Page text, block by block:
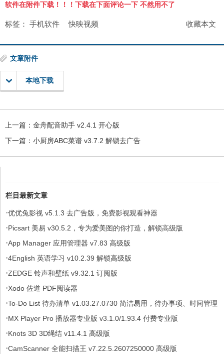
软件在附件下载！！！下载在下面评论一下 不然用不了
收藏本文
标签： 手机软件 快映视频
文章附件
本地下载
上一篇： 金舟配音助手 v2.4.1 开心版
下一篇： 小厨房ABC菜谱 v3.7.2 解锁去广告
栏目最新文章
·优优兔影视 v5.1.3 去广告版，免费影视观看神器
·Picsart 美易 v30.5.2，专为爱美图的你打造，解锁高级版
·App Manager 应用管理器 v7.83 高级版
·4English 英语学习 v10.2.39 解锁高级版
·ZEDGE 铃声和壁纸 v9.32.1 订阅版
·Xodo 佐道 PDF阅读器
·To-Do List 待办清单 v1.03.27.0730 简洁易用，待办事项、时间管理
软件，解锁专业版
·MX Player Pro 播放器专业版 v3.1.0/1.93.4 付费专业版
·Knots 3D 3D绳结 v11.4.1 高级版
·CamScanner 全能扫描王 v7.22.5.2607250000 高级版